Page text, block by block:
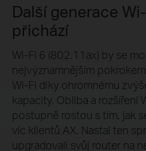
Další generace
přichází
Wi-Fi 6 (802.11ax) by se
nejvýznamnějším
Wi-Fi díky ohromnému
kapacity. Obliba a rozšíření
postupně rostou s tím, jak
víc klientů AX. Nastal ten
upgradovali svůj router na